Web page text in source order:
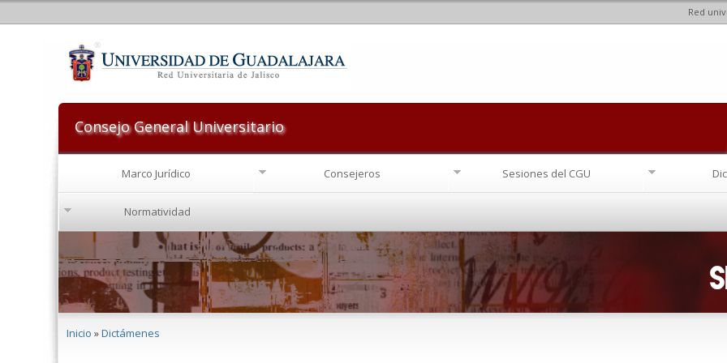
Red
Consejo General Universitario
Marco Jurídico Consejeros Sesiones del CGU
Normatividad
Inicio »Dictámenes